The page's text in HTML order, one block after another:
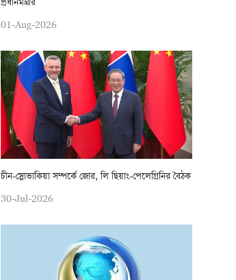
প্রধানমন্ত্রীর
01-Aug-2026
চীন-স্লোভাকিয়া সম্পর্কে জোর, লি ছিয়াং-পেলেগ্রিনির বৈঠক
30-Jul-2026